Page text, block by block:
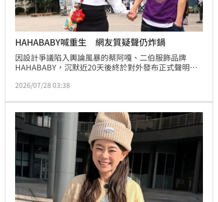
HAHABABY喊重生 網友質疑聲仍炸鍋
因設計爭議陷入輿論風暴的蔡阿嘎、二伯服飾品牌
HAHABABY，沉默近20天後終於對外發布正式聲明。
不會結束營運，而是暫時停下腳步檢討內部流程，完成
2026/07/28 03:38